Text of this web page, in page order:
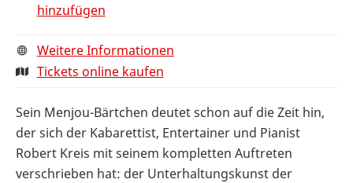
hinzufügen
Weitere Informationen
Tickets online kaufen
Sein Menjou-Bärtchen deutet schon auf die Zeit hin,
der sich der Kabarettist, Entertainer und Pianist
Robert Kreis mit seinem kompletten Auftreten
verschrieben hat: der Unterhaltungskunst der